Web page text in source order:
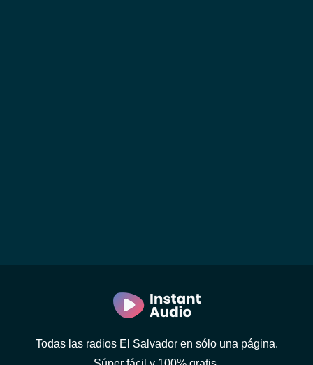
Todas las radios El Salvador en sólo una página.